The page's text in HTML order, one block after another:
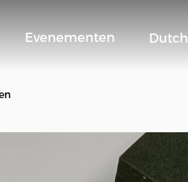
Evenementen Dutch